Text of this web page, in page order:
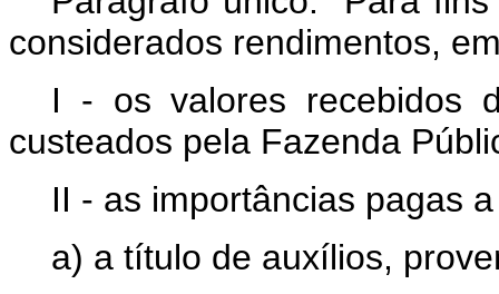
considerados rendimentos,
I - os valores recebidos
custeados pela Fazenda
II - as importâncias pagas
a) a título de auxílios,